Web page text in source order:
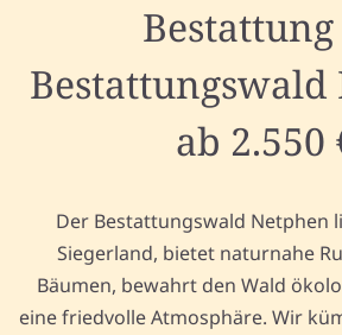
Bestattungswald
ab 2.550
Der Bestattungswald Netphen
Siegerland, bietet naturnahe
Bäumen, bewahrt den Wald
eine friedvolle Atmosphäre. Wir